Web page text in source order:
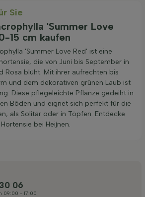
Sie
'Summer Love
15 cm kaufen
'Summer Love Red' ist eine
die von Juni bis September in
Rosa blüht. Mit ihrer aufrechten bis
und dem dekorativen grünen Laub ist
Diese pflegeleichte Pflanze gedeiht in
Böden und eignet sich perfekt für die
als Solitär oder in Töpfen. Entdecke
bei Heijnen.
06
09:00 - 17:00